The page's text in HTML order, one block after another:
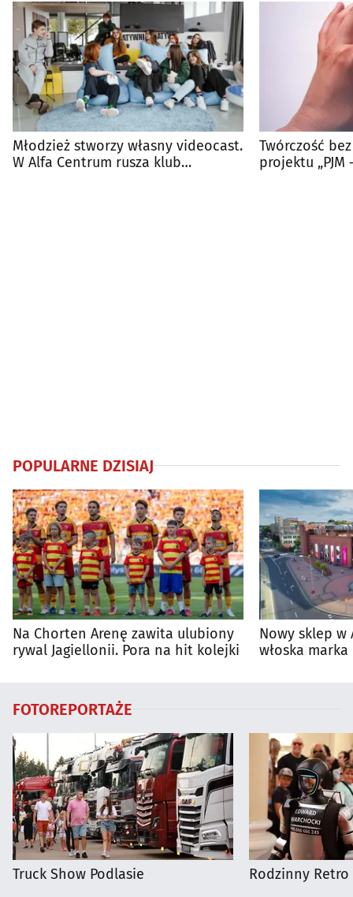
Młodzież stworzy własny videocast.
W Alfa Centrum rusza klub
Twórczość
projektu „PJM
POPULARNE DZISIAJ
Na Chorten Arenę zawita ulubiony
rywal Jagiellonii. Pora na hit kolejki
Nowy sklep w
włoska
FOTOREPORTAŻE
Truck Show Podlasie Rodzinny Retro